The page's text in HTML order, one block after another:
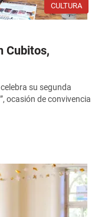
CULTURA
Cubitos,
su segunda
ocasión de convivencia